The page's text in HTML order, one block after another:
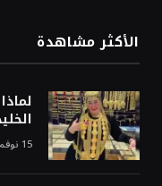
الأكثر مشاهدة
15 نوفمبر، 2025